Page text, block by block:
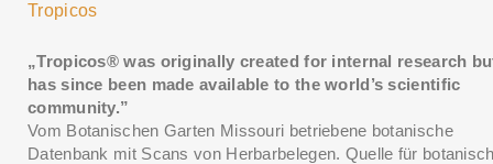
Tropicos
„Tropicos® was originally created for internal research
has since been made available to the world’s scientific
community.”
Vom Botanischen Garten Missouri betriebene botanische
Datenbank mit Scans von Herbarbelegen. Quelle für